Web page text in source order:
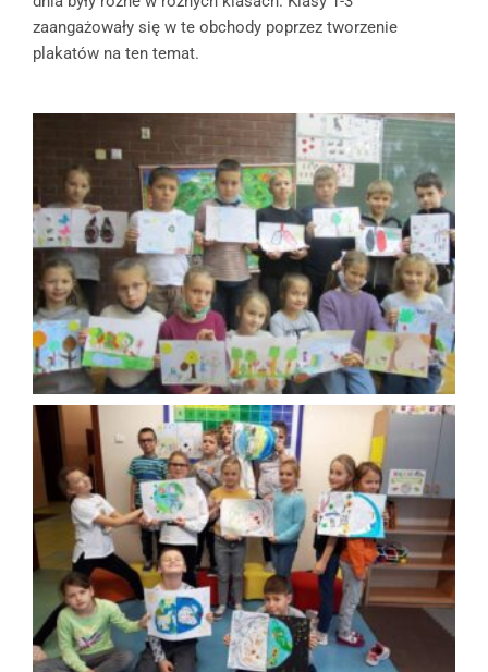
zaangażowały się w te obchody poprzez tworzenie
plakatów na ten temat.